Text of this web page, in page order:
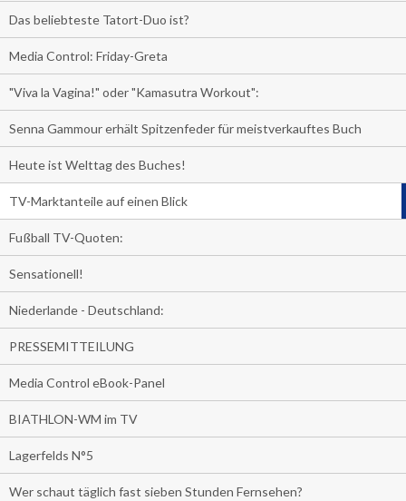
Das beliebteste Tatort-Duo ist?
Media Control: Friday-Greta
"Viva la Vagina!" oder "Kamasutra Workout":
Senna Gammour erhält Spitzenfeder für meistverkauftes Buch
Heute ist Welttag des Buches!
TV-Marktanteile auf einen Blick
Fußball TV-Quoten:
Sensationell!
Niederlande - Deutschland:
PRESSEMITTEILUNG
Media Control eBook-Panel
BIATHLON-WM im TV
Lagerfelds N°5
Wer schaut täglich fast sieben Stunden Fernsehen?